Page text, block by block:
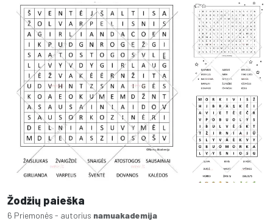
Žodžių paieška
6 Priemonės - autorius namuakademija